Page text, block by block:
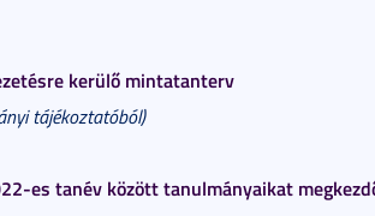
kerülő mintatanterv
tájékoztatóból)
es tanév között tanulmányaikat